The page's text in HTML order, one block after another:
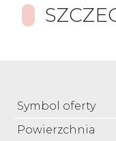
Symbol oferty
Powierzchnia